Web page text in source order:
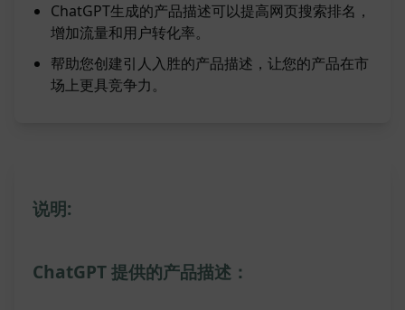
ChatGPT生成的产品描述可以提高网页搜索排名，
增加流量和用户转化率。
帮助您创建引人入胜的产品描述，让您的产品在市
场上更具竞争力。
说明:
ChatGPT 提供的产品描述：